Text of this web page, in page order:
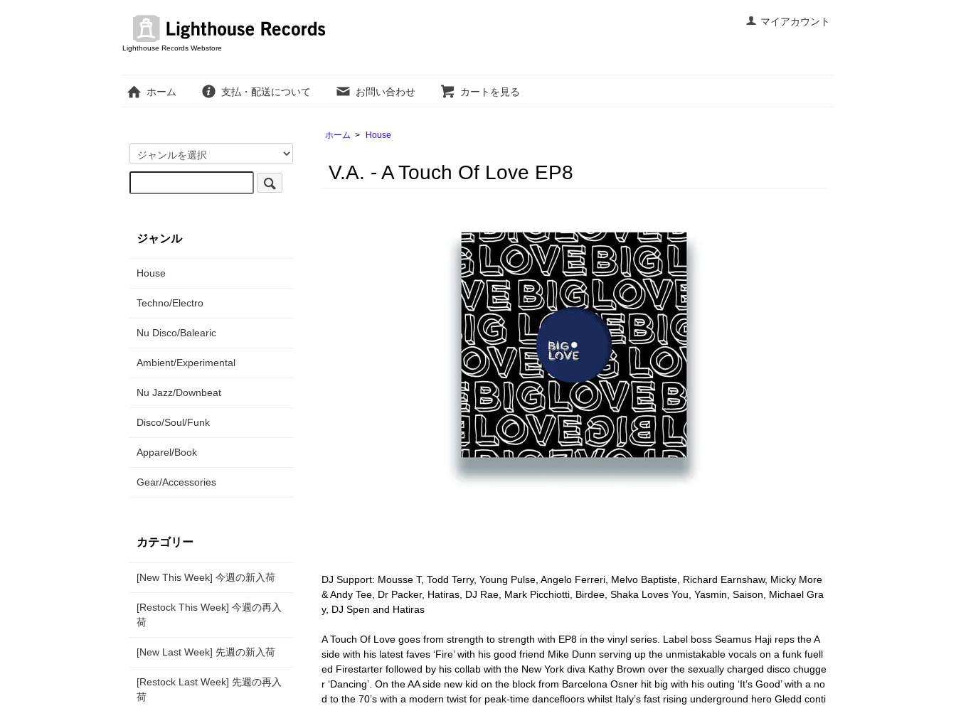
マイアカウント
Lighthouse Records Webstore
ホーム 支払・配送について お問い合わせ カートを見る
ホーム > House
V.A. - A Touch Of Love EP8
DJ Support: Mousse T, Todd Terry, Young Pulse, Angelo Ferreri, Melvo Baptiste, Richard Earnshaw, Micky More
& Andy Tee, Dr Packer, Hatiras, DJ Rae, Mark Picchiotti, Birdee, Shaka Loves You, Yasmin, Saison, Michael Gra
y, DJ Spen and Hatiras
A Touch Of Love goes from strength to strength with EP8 in the vinyl series. Label boss Seamus Haji reps the A
side with his latest faves ‘Fire’ with his good friend Mike Dunn serving up the unmistakable vocals on a funk fuell
ed Firestarter followed by his collab with the New York diva Kathy Brown over the sexually charged disco chugge
r ‘Dancing’. On the AA side new kid on the block from Barcelona Osner hit big with his outing ‘It’s Good’ with a no
d to the 70’s with a modern twist for peak-time dancefloors whilst Italy’s fast rising underground hero Gledd conti
ジャンル
House
Techno/Electro
Nu Disco/Balearic
Ambient/Experimental
Nu Jazz/Downbeat
Disco/Soul/Funk
Apparel/Book
Gear/Accessories
カテゴリー
[New This Week] 今週の新入荷
[Restock This Week] 今週の再入
荷
[New Last Week] 先週の新入荷
[Restock Last Week] 先週の再入
荷